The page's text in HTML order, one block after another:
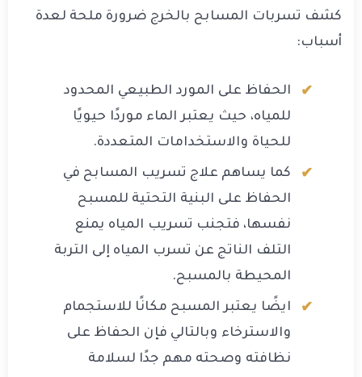
كشف تسربات المسابح بالخرج ضرورة ملحة لعدة
أسباب:
الحفاظ على المورد الطبيعي المحدود
للمياه، حيث يعتبر الماء موردًا حيويًا
للحياة والاستخدامات المتعددة.
كما يساهم علاج تسريب المسابح في
الحفاظ على البنية التحتية للمسبح
نفسها، فتجنب تسريب المياه يمنع
التلف الناتج عن تسرب المياه إلى التربة
المحيطة بالمسبح.
ايضًا يعتبر المسبح مكانًا للاستجمام
والاسترخاء وبالتالي فإن الحفاظ على
نظافته وصحته مهم جدًا لسلامة